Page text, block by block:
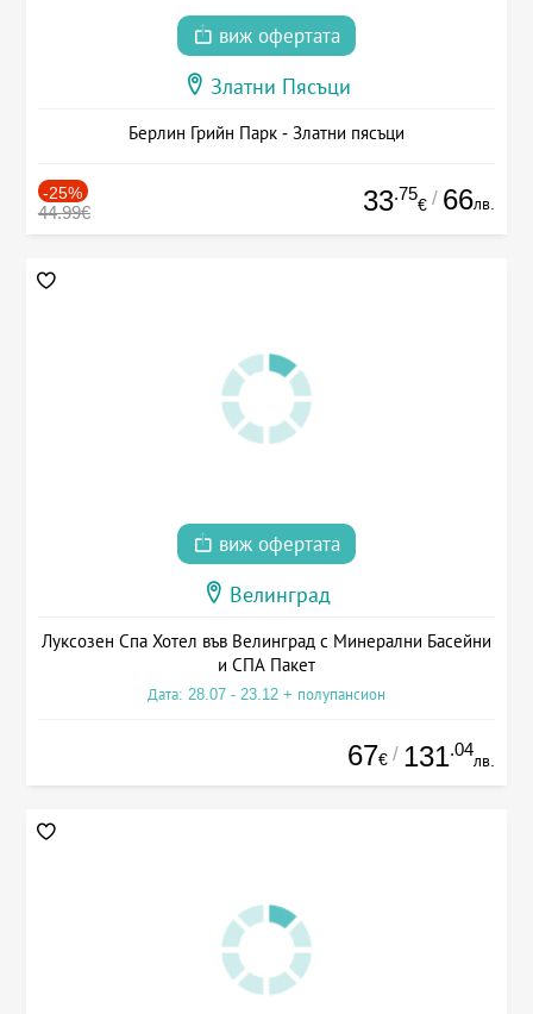
виж офертата
Златни Пясъци
Берлин Грийн Парк - Златни пясъци
-25%
44.99€ 33.75
€ / 66лв.
виж офертата
Велинград
Луксозен Спа Хотел във Велинград с Минерални Басейни
и СПА Пакет
Дата: 28.07 - 23.12 + полупансион
67€ / 131.04
лв.